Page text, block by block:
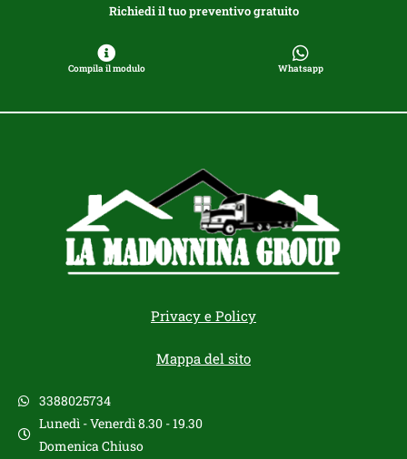
Richiedi il tuo preventivo gratuito
Compila il modulo Whatsapp
Privacy e Policy
Mappa del sito
3388025734
Lunedì - Venerdì 8.30 - 19.30
Domenica Chiuso